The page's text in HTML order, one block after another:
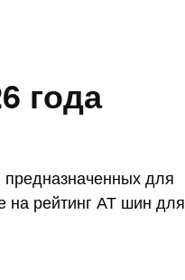
года
для
на рейтинг АТ шин для